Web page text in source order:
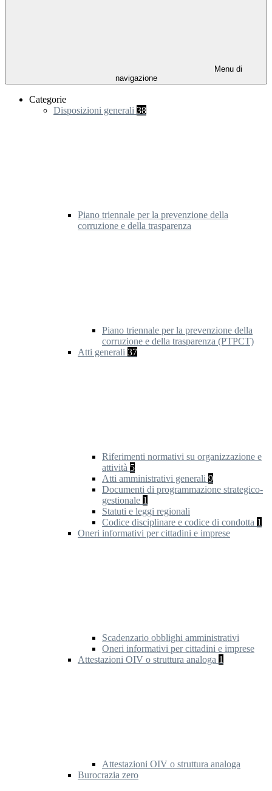
Menu di
navigazione
Categorie
Disposizioni generali 38
Piano triennale per la prevenzione della
corruzione e della trasparenza
Piano triennale per la prevenzione della
corruzione e della trasparenza (PTPCT)
Atti generali 37
Riferimenti normativi su organizzazione e
attività 5
Atti amministrativi generali 9
Documenti di programmazione strategico-
gestionale 1
Statuti e leggi regionali
Codice disciplinare e codice di condotta 1
Oneri informativi per cittadini e imprese
Scadenzario obblighi amministrativi
Oneri informativi per cittadini e imprese
Attestazioni OIV o struttura analoga 1
Attestazioni OIV o struttura analoga
Burocrazia zero